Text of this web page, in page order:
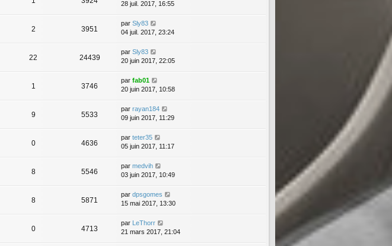
28 juil. 2017, 16:55
2 3951
par Sly83
04 juil. 2017, 23:24
22 24439
par Sly83
20 juin 2017, 22:05
1 3746
par fab01
20 juin 2017, 10:58
9 5533
par rayan184
09 juin 2017, 11:29
0 4636
par teter35
05 juin 2017, 11:17
8 5546
par medvih
03 juin 2017, 10:49
8 5871
par dpsgomes
15 mai 2017, 13:30
0 4713
par LeThorr
21 mars 2017, 21:04